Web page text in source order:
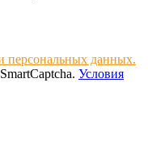
персональных данных.
Условия